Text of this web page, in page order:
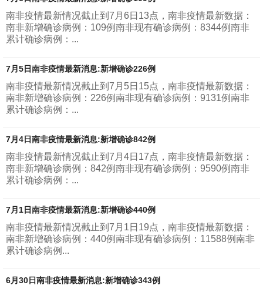
南非疫情最新情况截止到7月6日13点，南非疫情最新数据：
南非新增确诊病例：109例南非现有确诊病例：8344例南非
累计确诊病例：...
7月5日南非疫情最新消息:新增确诊226例
南非疫情最新情况截止到7月5日15点，南非疫情最新数据：
南非新增确诊病例：226例南非现有确诊病例：9131例南非
累计确诊病例：...
7月4日南非疫情最新消息:新增确诊842例
南非疫情最新情况截止到7月4日17点，南非疫情最新数据：
南非新增确诊病例：842例南非现有确诊病例：9590例南非
累计确诊病例：...
7月1日南非疫情最新消息:新增确诊440例
南非疫情最新情况截止到7月1日19点，南非疫情最新数据：
南非新增确诊病例：440例南非现有确诊病例：11588例南非
累计确诊病例...
6月30日南非疫情最新消息:新增确诊343例